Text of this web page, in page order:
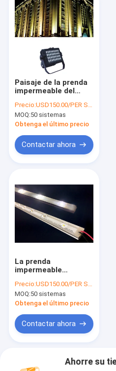
Paisaje de la prenda
impermeable del
enciende la pequeña
lámpara llevada al
aire libre del punto de
Precio:USD150.00/PER SET
MOQ:50 sistemas
Obtenga el último precio
Contactar ahora
La prenda
impermeable
serie sólida ligera de
la lámpara de la tira
de la iluminación
del paisaje
Precio:USD150.00/PER SET
MOQ:50 sistemas
Obtenga el último precio
Contactar ahora
Ahorre su